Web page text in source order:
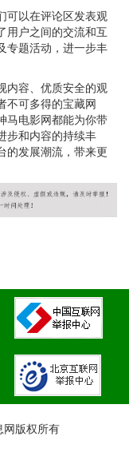
可以在评论区发表观
用户之间的交流和互
专题活动，进一步丰
内容、优质安全的观
不可多得的宝藏网
马电影网都能为你带
步和内容的持续丰
的发展潮流，带来更
版权所有